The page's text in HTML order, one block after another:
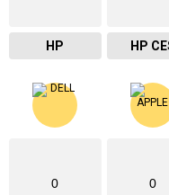
HP HP
0 0